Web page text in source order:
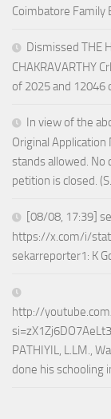
Coimbatore Family
Dismissed THE
CHAKRAVARTHY
of 2025 and 12046
In view of the
Original
stands allowed. No
petition is closed.
[08/08, 17:39]
https://x.com/i/
sekarreporter1: K
http://
PATHIYIL, L.LM.,
done his schooling